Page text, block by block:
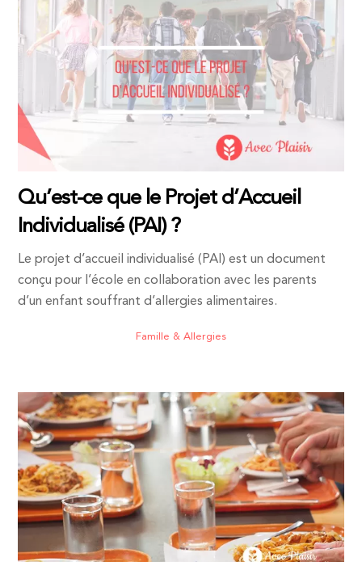
Qu’est-ce que le Projet d’Accueil
Individualisé (PAI) ?
Le projet d’accueil individualisé (PAI) est un document
conçu pour l’école en collaboration avec les parents
d’un enfant souffrant d’allergies alimentaires.
Famille & Allergies